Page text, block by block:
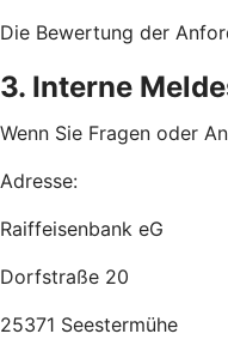
Die Bewertung der
3. Interne
Wenn Sie Fragen oder
Adresse:
Raiffeisenbank eG
Dorfstraße 20
25371 Seestermühe